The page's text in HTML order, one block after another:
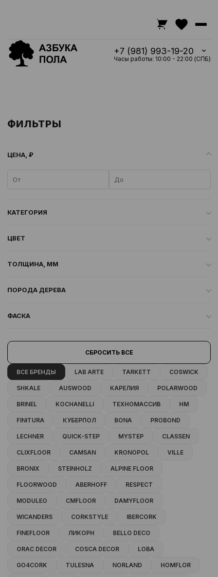
+7 (981) 993-19-20
Часы работы: 10:00 - 22:00 (СПБ)
ФИЛЬТРЫ
ЦЕНА, ₽
КАТЕГОРИЯ
ЦВЕТ
ТОЛЩИНА, ММ
ПОРОДА ДЕРЕВА
ФАСКА
СБРОСИТЬ ВСЕ
ВСЕ БРЕНДЫ LAB ARTE TARKETT COSWICK
SHKALE AUSWOOD КАРЕЛИЯ POLARWOOD
BRINEL KOCHANELLI ТЕХНОМАССИВ HM
FINITURA КУБЕРПОЛ BONA PROBOND
LECHNER QUICK-STEP MYSTEP CLASSEN
CLIXFLOOR CAMSAN KRONOPOL VILLE
BRONIX STEINHOLZ ALPINE FLOOR
FLOORWOOD ABERHOFF RESPECT
MODULEO CMFLOOR DAMYFLOOR
WICANDERS CORKSTYLE IBERCORK
FINEFLOOR ЛИКОРН BELLO DECO
ORAC DECOR COSCA DECOR LOBA
GO4CORK TULESNA NORLAND HOMFLOR